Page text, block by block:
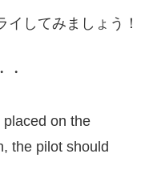
してみましょう！
・
on the
the pilot should